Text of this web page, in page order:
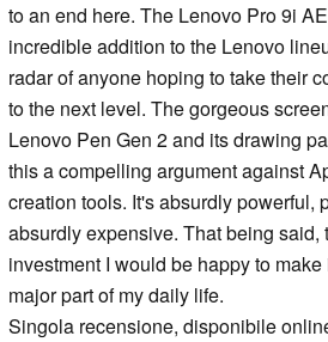
to an end here. The Lenovo Pro 9i
incredible addition to the Lenovo
radar of anyone hoping to take their
to the next level. The gorgeous
Lenovo Pen Gen 2 and its drawing
this a compelling argument against
creation tools. It's absurdly powerful,
absurdly expensive. That being said,
investment I would be happy to
major part of my daily life.
Singola recensione, disponibile